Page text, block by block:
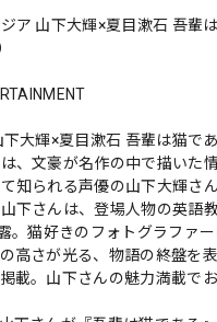
ア 山下大輝×夏目漱石 吾輩
大輝×夏目漱石 吾輩は猫で
、文豪が名作の中で描いた
知られる声優の山下大輝さ
下さんは、登場人物の英語
。猫好きのフォトグラファ
高さが光る、物語の終盤を
載。山下さんの魅力満載で